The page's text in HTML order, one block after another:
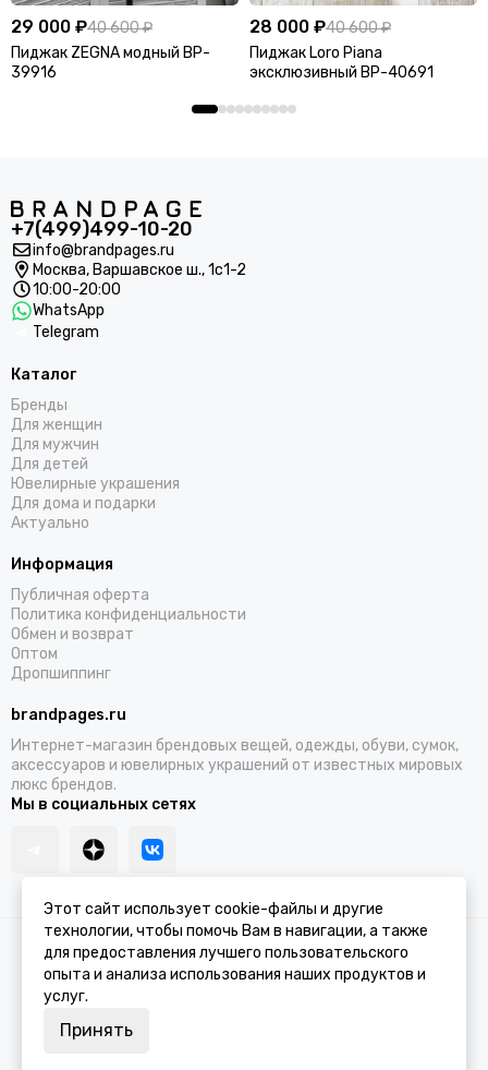
29 000 ₽40 600 ₽
Пиджак ZEGNA модный BP-
39916
28 000 ₽40 600 ₽
Пиджак Loro Piana
эксклюзивный BP-40691
+7(499)499-10-20
info@brandpages.ru
Москва, Варшавское ш., 1с1-2
10:00-20:00
WhatsApp
Telegram
Каталог
Бренды
Для женщин
Для мужчин
Для детей
Ювелирные украшения
Для дома и подарки
Актуально
Информация
Публичная оферта
Политика конфиденциальности
Обмен и возврат
Оптом
Дропшиппинг
brandpages.ru
Интернет-магазин брендовых вещей, одежды, обуви, сумок,
аксессуаров и ювелирных украшений от известных мировых
люкс брендов.
Мы в социальных сетях
2026 © BRANDPAGES.Карта сайта
Этот сайт использует cookie-файлы и другие
технологии, чтобы помочь Вам в навигации, а также
для предоставления лучшего пользовательского
опыта и анализа использования наших продуктов и
услуг.
Принять